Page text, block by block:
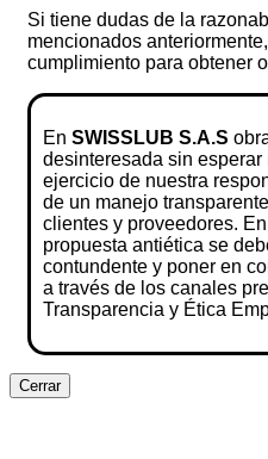
Si tiene dudas de la
mencionados
cumplimiento para obtener
En SWISSLUB S.A.S
desinteresada sin esperar
ejercicio de nuestra
de un manejo
clientes y proveedores.
propuesta antiética se
contundente y poner en
a través de los canales
Transparencia y Ética
Cerrar